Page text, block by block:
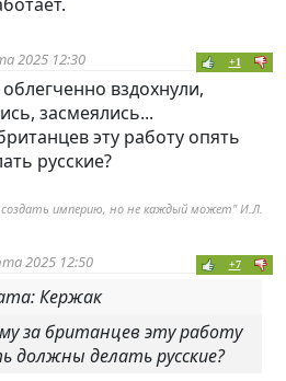
2025 12:30 +1
вздохнули,
засмеялись...
эту работу опять
русские?
империю, но не каждый может" И.Л.
2025 12:50 +7
Кержак
за британцев эту работу
должны делать русские?